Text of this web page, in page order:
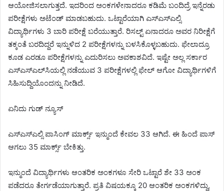
ಆಯೋಜಿಸಲಾಗುತ್ತದೆ. ಇದರಿಂದ ಅಂಕಗಳೇನಾದರೂ ಕಡಿಮೆ ಬಂದಿದ್ರೆ ಇನ್ನೆರಡು
ಪರೀಕ್ಷೆಗಳು ಅಟೆಂಡ್ ಮಾಡಬಹುದು. ಒಟ್ಟಾರೆಯಾಗಿ ಎಸ್ಎಸ್ಎಲ್ಸಿ
ವಿದ್ಯಾರ್ಥಿಗಳು 3 ಬಾರಿ ಪರೀಕ್ಷೆ ಬರೆಯುತ್ತಾರೆ. ರಿಸಲ್ಟ್ ಏನಾದರೂ ಅವರ ನಿರೀಕ್ಷೆಗೆ
ತಕ್ಕಂತೆ ಬರದಿದ್ದರೆ ಇನ್ನುಳಿದ 2 ಪರೀಕ್ಷೆಗಳನ್ನು ಬಳಸಿಕೊಳ್ಳಬಹುದು. ಫೇಲಾದ್ರೂ
ಕೂಡ ಎರಡೂ ಪರೀಕ್ಷೆಗಳನ್ನು ಎದುರಿಸಲು ಅವಕಾಶವಿದೆ. ಇಷ್ಟೇ ಅಲ್ಲ ಸರ್ಕಾರ
ಎಸ್‌ಎಸ್‌ಎಲ್‌ಸಿಯಲ್ಲಿ ನಡೆಯುವ 3 ಪರೀಕ್ಷೆಗಳಲ್ಲಿ ಫೇಲ್ ಆಗೋ ವಿದ್ಯಾರ್ಥಿಗಳಿಗೆ
ಸಿಹಿಸುದ್ದಿಯೊಂದನ್ನು ನೀಡಿದೆ.
ಏನಿದು ಗುಡ್ ನ್ಯೂಸ್
ಎಸ್ಎಸ್ಎಲ್ಸಿ ಪಾಸಿಂಗ್ ಮಾರ್ಕ್ಸ್ ಇನ್ಮುಂದೆ ಕೇವಲ 33 ಆಗಿದೆ. ಈ ಹಿಂದೆ ಪಾಸ್
ಆಗಲು 35 ಮಾರ್ಕ್ಸ್ ಬೇಕಿತ್ತು.
ಇನ್ಮುಂದೆ ವಿದ್ಯಾರ್ಥಿಗಳು ಆಂತರಿಕ ಅಂಕಗಳೂ ಸೇರಿ ಒಟ್ಟಾರೆ ಶೇ 33 ಅಂಕ
ಪಡೆದರೂ ತೇರ್ಗಡೆಯಾಗುತ್ತಾರೆ. ಪ್ರತಿ ವಿಷಯಕ್ಕೂ 20 ಆಂತರಿಕ ಅಂಕಗಳಿದ್ದು,